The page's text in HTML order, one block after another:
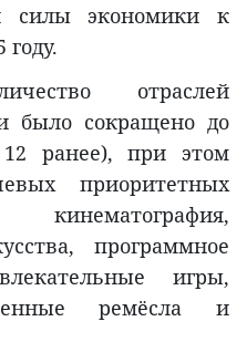
силы экономики к
году.
отраслей
было сокращено до
ранее), при этом
приоритетных
программное
игры,
ремёсла и